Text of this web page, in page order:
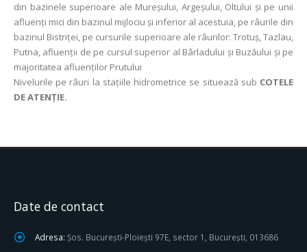
din bazinele superioare ale Mureşului, Argeșului, Oltului şi pe unii
afluenţi mici din bazinul mijlociu şi inferior al acestuia, pe râurile din
bazinul Bistriţei, pe cursurile superioare ale râurilor: Trotuş, Tazlau,
Putna, afluenţii de pe cursul superior al Bârladului şi Buzăului şi pe
majoritatea afluenţilor Prutului
Nivelurile pe râuri la staţiile hidrometrice se situează sub COTELE
DE ATENŢIE.
Date de contact
Adresa: Șos. București-Ploiești 97E, sector 1, București, 013686